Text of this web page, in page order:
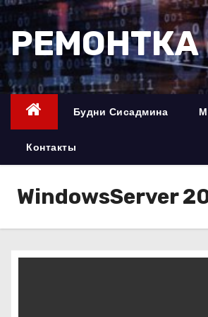
П
р
е
й
с
е
РЕМОНТКА
Будни Сисадмина
Контакты
WindowsServer